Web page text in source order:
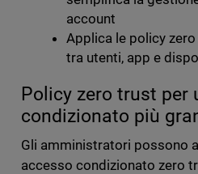
account
Applica le policy
tra utenti, app e
Policy zero trust per
condizionato più
Gli amministratori possono
accesso condizionato zero